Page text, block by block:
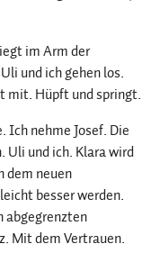
im Arm der
und ich gehen los.
mit. Hüpft und springt.
Ich nehme Josef. Die
Uli und ich. Klara wird
dem neuen
besser werden.
abgegrenzten
Mit dem Vertrauen.